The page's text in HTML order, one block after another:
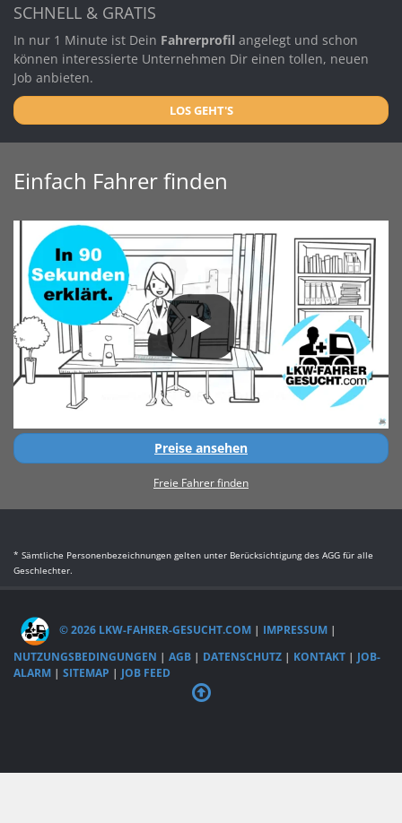
SCHNELL & GRATIS
In nur 1 Minute ist Dein Fahrerprofil angelegt und schon
können interessierte Unternehmen Dir einen tollen, neuen
Job anbieten.
LOS GEHT'S
Einfach Fahrer finden
Preise ansehen
Freie Fahrer finden
* Sämtliche Personenbezeichnungen gelten unter Berücksichtigung des AGG für alle
Geschlechter.
© 2026 LKW-FAHRER-GESUCHT.COM | IMPRESSUM |
NUTZUNGSBEDINGUNGEN | AGB | DATENSCHUTZ | KONTAKT | JOB-
ALARM | SITEMAP | JOB FEED